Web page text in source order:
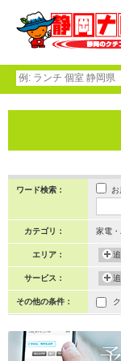
ワード検索：
カテゴリ： 家電
エリア：
サービス：
その他の条件：